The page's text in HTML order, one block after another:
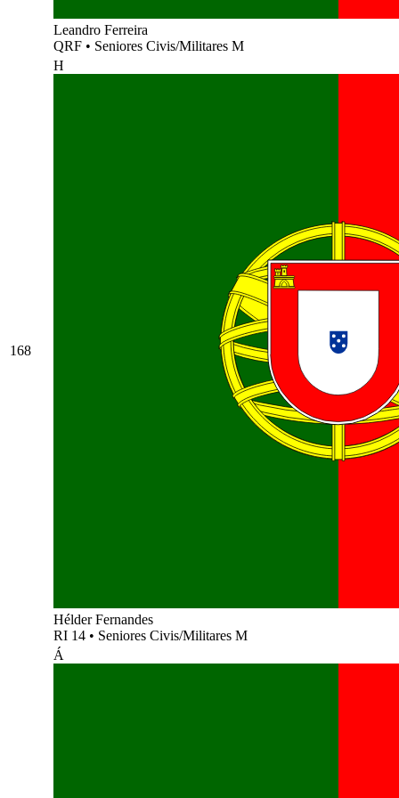
Leandro Ferreira
QRF • Seniores Civis/Militares M
168
H
Hélder Fernandes
RI 14 • Seniores Civis/Militares M
Á